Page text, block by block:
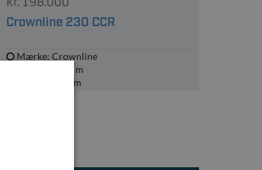
Crownline 230 CCR
Mærke: Crownline
Længde: 7.19 m
Bredde: 2.59 m